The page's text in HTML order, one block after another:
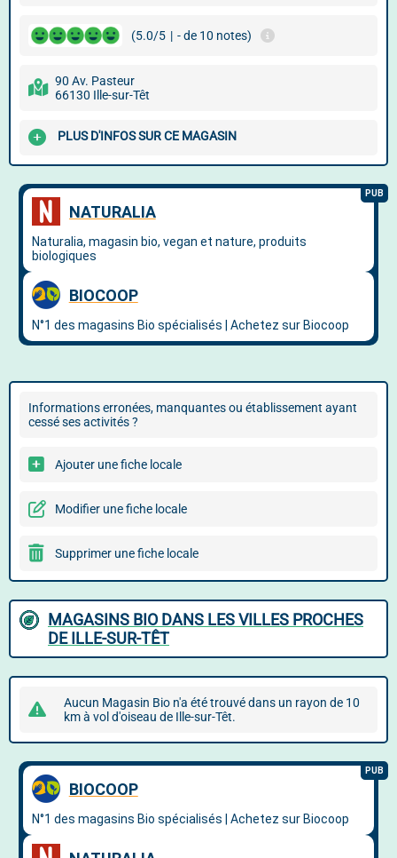
(5.0/5 | - de 10 notes)
90 Av. Pasteur
66130 Ille-sur-Têt
PLUS D'INFOS SUR CE MAGASIN
Informations erronées, manquantes ou établissement ayant
cessé ses activités ?
Ajouter une fiche locale
Modifier une fiche locale
Supprimer une fiche locale
MAGASINS BIO DANS LES VILLES PROCHES
DE ILLE-SUR-TÊT
Aucun Magasin Bio n'a été trouvé dans un rayon de 10
km à vol d'oiseau de Ille-sur-Têt.